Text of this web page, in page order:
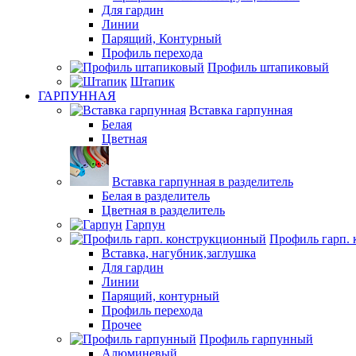
Для гардин
Линии
Парящий, Контурный
Профиль перехода
Профиль штапиковый
Штапик
ГАРПУННАЯ
Вставка гарпунная
Белая
Цветная
Вставка гарпунная в разделитель
Белая в разделитель
Цветная в разделитель
Гарпун
Профиль гарп.
Вставка, нагубник,заглушка
Для гардин
Линии
Парящий, контурный
Профиль перехода
Прочее
Профиль гарпунный
Алюминевый